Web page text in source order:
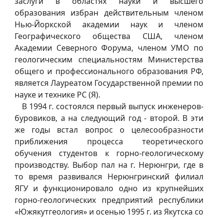
образования избран действительным членом
Нью-Йоркской академии наук и членом
Географического общества США, членом
Академии Северного Форума, членом УМО по
геологическим специальностям Министерства
общего и профессионального образования РФ,
является Лауреатом Государственной премии по
науке и технике РС (Я).
В 1994 г. состоялся первый выпуск инженеров-
буровиков, а на следующий год - второй. В эти
же годы встал вопрос о целесообразности
приближения процесса теоретического
обучения студентов к горно-геологическому
производству. Выбор пал на г. Нерюнгри, где в
то время развивался Нерюнгринский филиал
ЯГУ и функционировало одно из крупнейших
горно-геологических предприятий республики
«Южякутгеология» и осенью 1995 г. из Якутска со